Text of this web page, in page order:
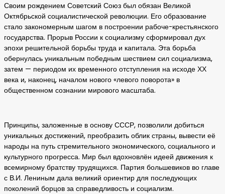
Своим рождением Советский Союз был обязан Великой
Октябрьской социалистической революции. Его образование
стало закономерным шагом в построении рабоче-крестьянского
государства. Прорыв России к социализму сформировал дух
эпохи решительной борьбы труда и капитала. Эта борьба
обернулась уникальным победным шествием сил социализма,
затем — периодом их временного отступления на исходе ХХ
века и, наконец, началом нового «левого поворота» в
общественном сознании мирового масштаба.
Принципы, заложенные в основу СССР, позволили добиться
уникальных достижений, преобразить облик страны, вывести её
народы на путь стремительного экономического, социального и
культурного прогресса. Мир был вдохновлён идеей движения к
всемирному братству трудящихся. Партия большевиков во главе
с В.И. Лениным дала великий ориентир для последующих
поколений борцов за справедливость и социализм.